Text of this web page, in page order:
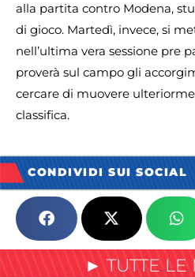
alla partita contro Modena,
di gioco. Martedì, invece, si
nell’ultima vera sessione pre
proverà sul campo gli
cercare di muovere
classifica.
CONDIVIDI SUI SOCIAL
► TUTTE